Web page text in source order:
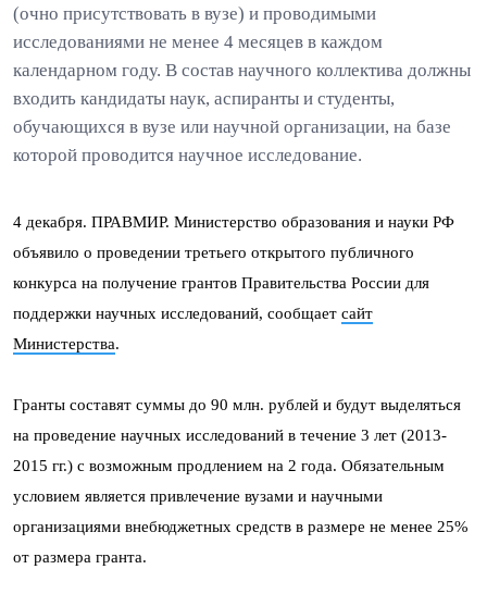
(очно присутствовать в вузе) и проводимыми
исследованиями не менее 4 месяцев в каждом
календарном году. В состав научного коллектива должны
входить кандидаты наук, аспиранты и студенты,
обучающихся в вузе или научной организации, на базе
которой проводится научное исследование.
4 декабря. ПРАВМИР. Министерство образования и науки РФ
объявило о проведении третьего открытого публичного
конкурса на получение грантов Правительства России для
поддержки научных исследований, сообщает сайт
Министерства.
Гранты составят суммы до 90 млн. рублей и будут выделяться
на проведение научных исследований в течение 3 лет (2013-
2015 гг.) с возможным продлением на 2 года. Обязательным
условием является привлечение вузами и научными
организациями внебюджетных средств в размере не менее 25%
от размера гранта.